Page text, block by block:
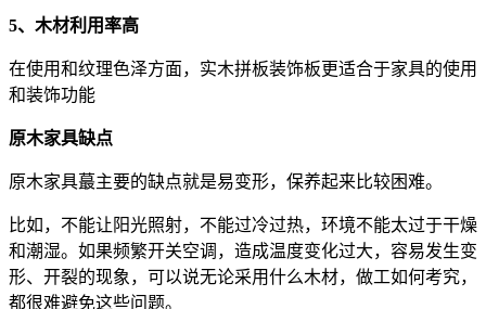
5、木材利用率高
在使用和纹理色泽方面，实木拼板装饰板更适合于家具的使用
和装饰功能
原木家具缺点
原木家具蕞主要的缺点就是易变形，保养起来比较困难。
比如，不能让阳光照射，不能过冷过热，环境不能太过于干燥
和潮湿。如果频繁开关空调，造成温度变化过大，容易发生变
形、开裂的现象，可以说无论采用什么木材，做工如何考究，
都很难避免这些问题。